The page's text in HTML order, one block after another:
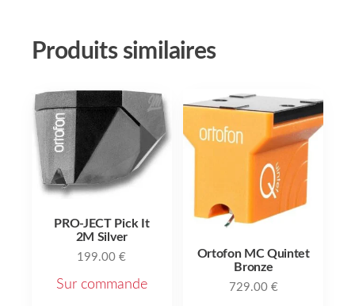
Produits similaires
PRO-JECT Pick It
2M Silver
199.00€
Sur commande
Ortofon MC Quintet
Bronze
729.00 €